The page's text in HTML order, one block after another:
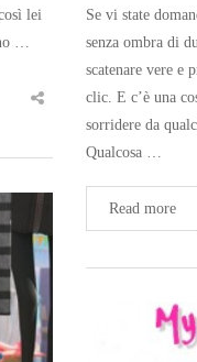
Se vi state
senza ombra di
scatenare vere e
clic. E c’è una
sorridere da
Qualcosa …
Read more
lei
…